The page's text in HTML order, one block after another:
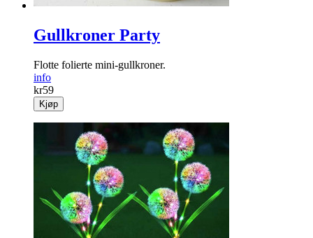
Gullkroner Party
Flotte folierte mini-gullkroner.
info
kr59
Kjøp